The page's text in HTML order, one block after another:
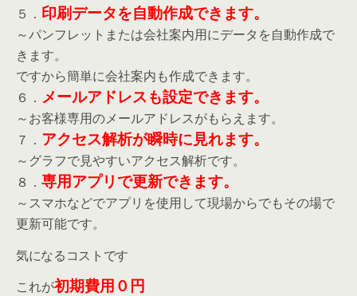
５． 印刷データを自動作成できます。
～パンフレットまたは会社案内用にデータを自動作成で
きます。
ですから簡単に会社案内も作成できます。
６． メールアドレスも設定できます。
～お客様専用のメールアドレスがもらえます。
７． アクセス解析が瞬時に見れます。
～グラフで見やすいアクセス解析です。
８． 専用アプリで更新できます。
～スマホなどでアプリを使用して現場からでもその場で
更新可能です。
気になるコストです
これが初期費用０円